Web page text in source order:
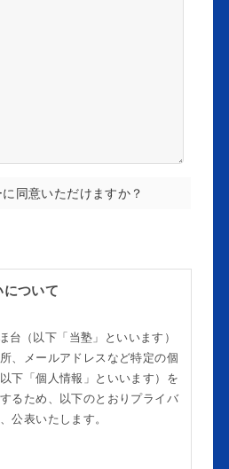
同意いただけますか？
ついて
台（以下「当塾」といいます）
、メールアドレスなど特定の個
下「個人情報」といいます）を
るため、以下のとおりプライバ
公表いたします。